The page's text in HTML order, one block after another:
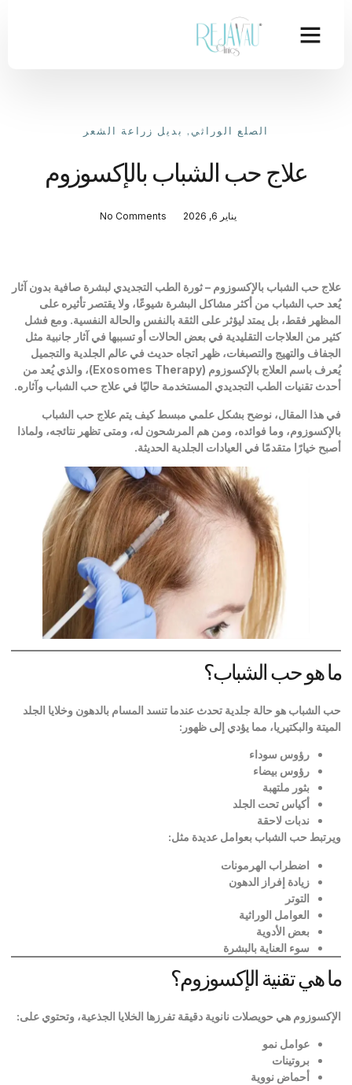
الصلع الوراثي , بديل زراعة الشعر
علاج حب الشباب بالإكسوزوم
يناير 6, 2026 No Comments
علاج حب الشباب بالإكسوزوم – ثورة الطب التجديدي لبشرة صافية بدون آثار
يُعد حب الشباب من أكثر مشاكل البشرة شيوعًا، ولا يقتصر تأثيره على
المظهر فقط، بل يمتد ليؤثر على الثقة بالنفس والحالة النفسية. ومع فشل
كثير من العلاجات التقليدية في بعض الحالات أو تسببها في آثار جانبية مثل
الجفاف والتهيج والتصبغات، ظهر اتجاه حديث في عالم الجلدية والتجميل
يُعرف باسم العلاج بالإكسوزوم (Exosomes Therapy)
، والذي يُعد من
أحدث تقنيات الطب التجديدي المستخدمة حاليًا في علاج حب الشباب وآثاره.
في هذا المقال، نوضح بشكل علمي مبسط كيف يتم علاج حب الشباب
بالإكسوزوم، وما فوائده، ومن هم المرشحون له، ومتى تظهر نتائجه، ولماذا
أصبح خيارًا متقدمًا في العيادات الجلدية الحديثة.
ما هو حب الشباب؟
حب الشباب هو حالة جلدية تحدث عندما تنسد المسام بالدهون وخلايا الجلد
الميتة والبكتيريا، مما يؤدي إلى ظهور :
رؤوس سوداء
رؤوس بيضاء
بثور ملتهبة
أكياس تحت الجلد
ندبات لاحقة
ويرتبط حب الشباب بعوامل عديدة مثل:
اضطراب الهرمونات
زيادة إفراز الدهون
التوتر
العوامل الوراثية
بعض الأدوية
سوء العناية بالبشرة
ما هي تقنية الإكسوزوم؟
الإكسوزوم هي حويصلات نانوية دقيقة تفرزها الخلايا الجذعية، وتحتوي على:
عوامل نمو
بروتينات
أحماض نووية